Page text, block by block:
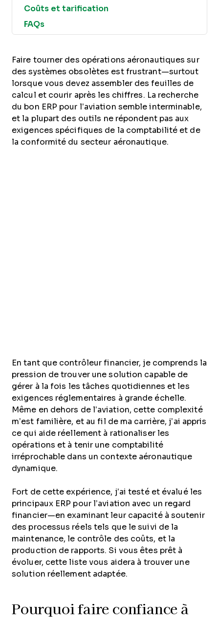
Coûts et tarification
FAQs
Faire tourner des opérations aéronautiques sur
des systèmes obsolètes est frustrant—surtout
lorsque vous devez assembler des feuilles de
calcul et courir après les chiffres. La recherche
du bon ERP pour l’aviation semble interminable,
et la plupart des outils ne répondent pas aux
exigences spécifiques de la comptabilité et de
la conformité du secteur aéronautique.
En tant que contrôleur financier, je comprends la
pression de trouver une solution capable de
gérer à la fois les tâches quotidiennes et les
exigences réglementaires à grande échelle.
Même en dehors de l’aviation, cette complexité
m’est familière, et au fil de ma carrière, j’ai appris
ce qui aide réellement à rationaliser les
opérations et à tenir une comptabilité
irréprochable dans un contexte aéronautique
dynamique.
Fort de cette expérience, j’ai testé et évalué les
principaux ERP pour l’aviation avec un regard
financier—en examinant leur capacité à soutenir
des processus réels tels que le suivi de la
maintenance, le contrôle des coûts, et la
production de rapports. Si vous êtes prêt à
évoluer, cette liste vous aidera à trouver une
solution réellement adaptée.
Pourquoi faire confiance à